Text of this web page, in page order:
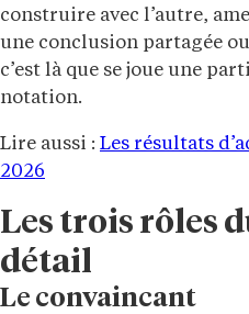
construire avec l’autre,
une conclusion partagée
c’est là que se joue une
notation.
Lire aussi : Les résultats
2026
Les trois rôles
détail
Le convaincant